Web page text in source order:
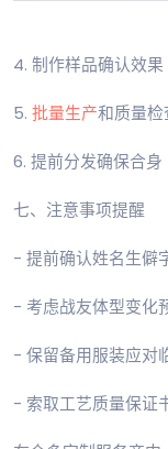
4. 制作样品确认效果
5. 批量生产和质量检
6. 提前分发确保合身
七、注意事项提醒
- 提前确认姓名生僻
- 考虑战友体型变化
- 保留备用服装应对
- 索取工艺质量保证